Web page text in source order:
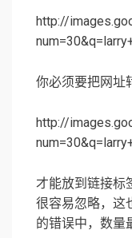
http://
你必须要把网址
http://
才能放到链接标
很容易忽略，这
的错误中，数量